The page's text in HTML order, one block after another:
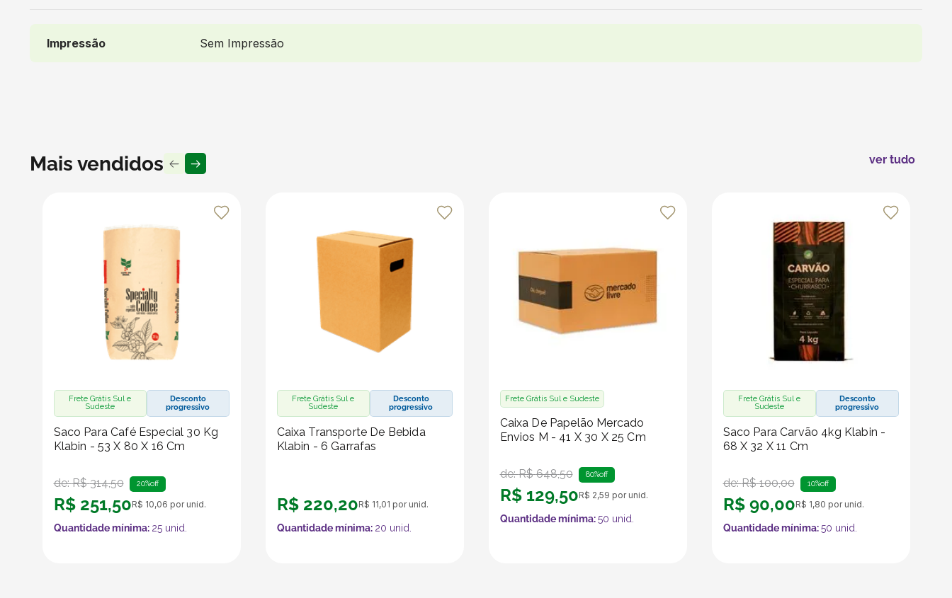
personalizados. Também pode ser utilizada para entregas corporativas ou kits institucionais.
Um Seller Klabin é um parceiro que vende seus produtos no marketplace Klabin ForYou, aproveitando o alcance e os recursos da plataforma, que é especializada em
Impressão Sem Impressão
Frete Grátis Sul e
Sudeste
Desconto
progressivo
Saco Para Café Especial 30 Kg
Klabin - 53 X 80 X 16 Cm
de:R$ 314,50 20%off
R$ 251,50R$ 10,06 por unid.
Quantidade mínima: 25unid.
Frete Grátis Sul e
Sudeste
Desconto
progressivo
Caixa Transporte De Bebida
Klabin - 6 Garrafas
R$ 220,20R$ 11,01 por unid.
Quantidade mínima: 20 unid.
Frete Grátis Sul e Sudeste
Caixa De Papelão Mercado
Envios M - 41 X 30 X 25 Cm
de:R$ 648,50 80%off
R$ 129,50R$ 2,59 por unid.
Quantidade mínima:50 unid.
Frete Grátis Sul e
Sudeste
Desconto
progressivo
Saco Para Carvão 4kg Klabin -
68 X 32 X 11 Cm
de:R$ 100,00 10%off
R$ 90,00R$ 1,80 por unid.
Quantidade mínima:50 unid.
Mais vendidos ver tudo